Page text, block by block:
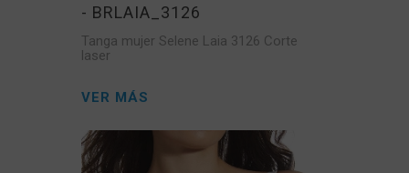
- BRLAIA_3126
Tanga mujer Selene Laia 3126 Corte
laser
VER MÁS